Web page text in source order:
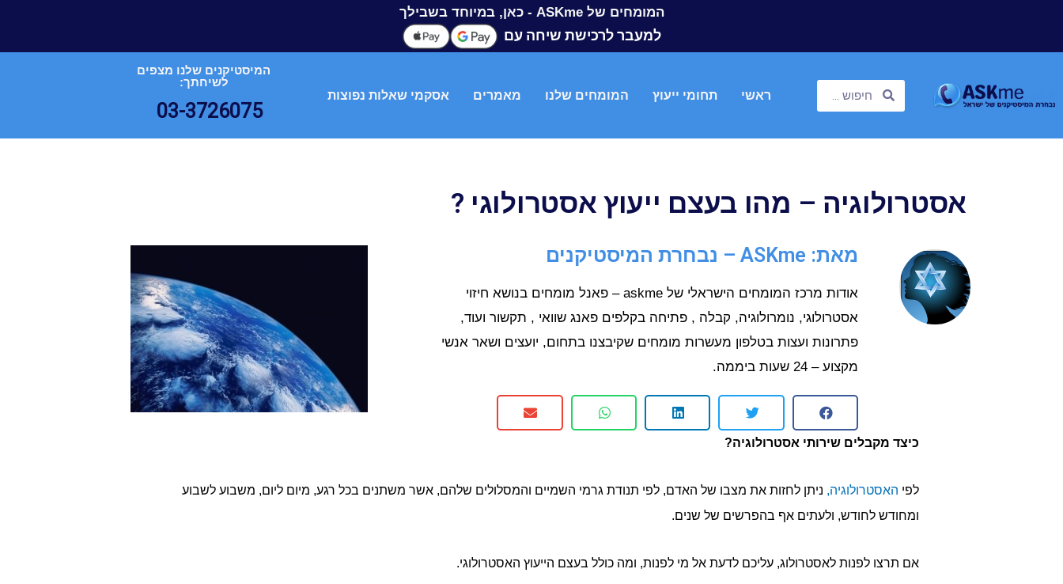
המומחים של ASKme - כאן, במיוחד בשבילך
למעבר לרכישת שיחה עם
ראשי תחומי ייעוץ המומחים שלנו מאמרים אסקמי שאלות נפוצות
המיסטיקנים שלנו מצפים
לשיחתך:
03-3726075
אסטרולוגיה – מהו בעצם ייעוץ אסטרולוגי ?
מאת: ASKme – נבחרת המיסטיקנים
אודות מרכז המומחים הישראלי של askme – פאנל מומחים בנושא חיזוי
אסטרולוגי, נומרולוגיה, קבלה , פתיחה בקלפים פאנג שוואי , תקשור ועוד,
פתרונות ועצות בטלפון מעשרות מומחים שקיבצנו בתחום, יועצים ושאר אנשי
מקצוע – 24 שעות ביממה.
כיצד מקבלים שירותי אסטרולוגיה?
לפי האסטרולוגיה, ניתן לחזות את מצבו של האדם, לפי תנודת גרמי השמיים והמסלולים שלהם, אשר משתנים בכל רגע, מיום ליום, משבוע לשבוע
ומחודש לחודש, ולעתים אף בהפרשים של שנים.
אם תרצו לפנות לאסטרולוג, עליכם לדעת אל מי לפנות, ומה כולל בעצם הייעוץ האסטרולוגי.